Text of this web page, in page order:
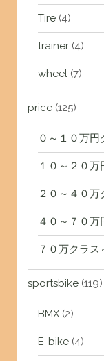
Tire(4)
trainer(4)
wheel(7)
price(125)
０～１０万円
１０～２０万
２０～４０万
４０～７０万
７０万クラス
sportsbike(119)
BMX(2)
E-bike(4)